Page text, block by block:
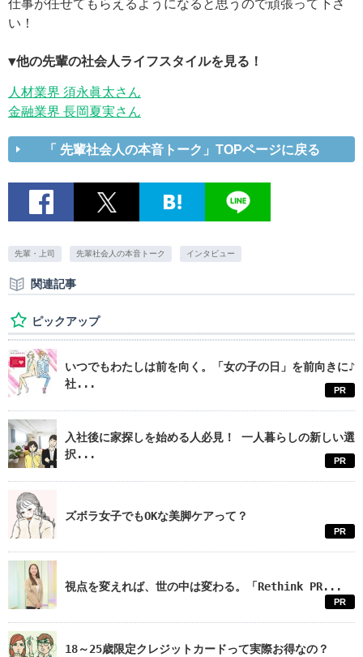
仕事が任せてもらえるようになると思うので頑張って下さ
い！
▼他の先輩の社会人ライフスタイルを見る！
人材業界 須永眞太さん
金融業界 長岡夏実さん
「 先輩社会人の本音トーク」TOPページに戻る
先輩・上司 先輩社会人の本音トーク インタビュー
関連記事
ピックアップ
いつでもわたしは前を向く。「女の子の日」を前向きに♪
社...
PR
入社後に家探しを始める人必見！ 一人暮らしの新しい選
択...
PR
ズボラ女子でもOKな美脚ケアって？
PR
視点を変えれば、世の中は変わる。「Rethink PR...
PR
18～25歳限定クレジットカードって実際お得なの？